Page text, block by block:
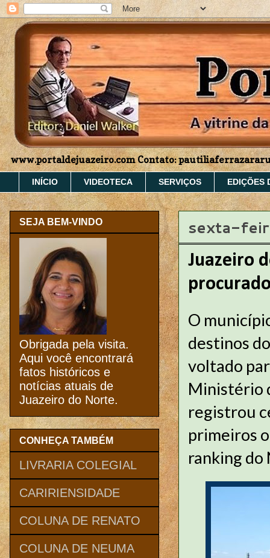
www.portaldejuazeiro.com Contato:
INÍCIO VIDEOTECA SERVIÇOS EDIÇÕES
sexta-
Juazeiro
O
destinos
voltado
Ministério
registrou
primeiros
ranking do
SEJA BEM-VINDO
Obrigada pela visita.
Aqui você encontrará
fatos históricos e
notícias atuais de
Juazeiro do Norte.
CONHEÇA TAMBÉM
LIVRARIA COLEGIAL
CARIRIENSIDADE
COLUNA DE RENATO
COLUNA DE NEUMA